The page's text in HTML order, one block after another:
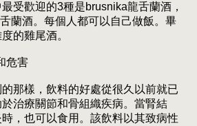
受歡迎的3種是brusnika龍舌蘭酒，
蘭酒。每個人都可以自己做飯。畢
的雞尾酒。
危害
那樣，飲料的好處從很久以前就已
治療關節和骨組織疾病。當腎結
，也可以食用。該飲料以其致病性